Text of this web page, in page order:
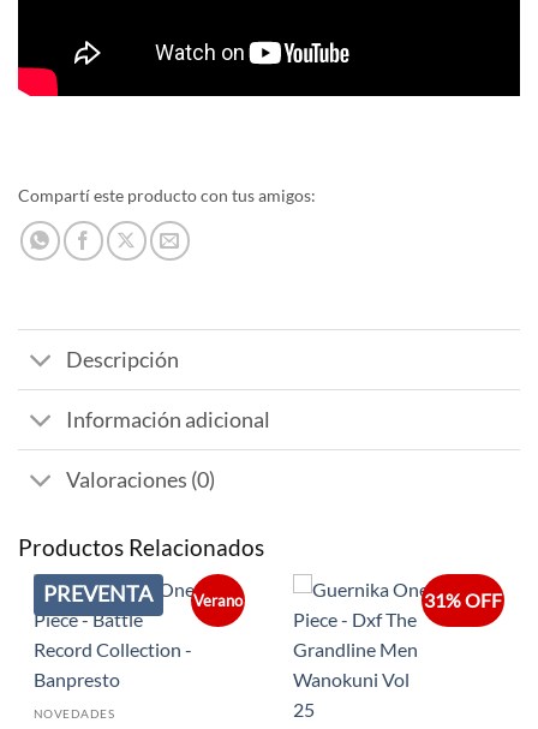
Compartí este producto con tus amigos:
Descripción
Información adicional
Valoraciones (0)
Productos Relacionados
PREVENTA Verano
NOVEDADES
31% OFF